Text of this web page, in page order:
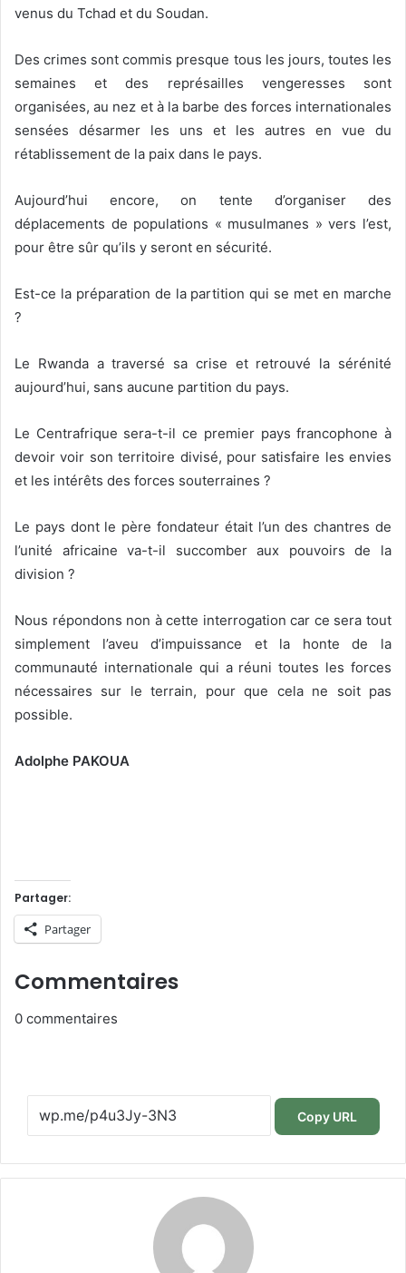
venus du Tchad et du Soudan.
Des crimes sont commis presque tous les jours, toutes les
semaines et des représailles vengeresses sont
organisées, au nez et à la barbe des forces internationales
sensées désarmer les uns et les autres en vue du
rétablissement de la paix dans le pays.
Aujourd’hui encore, on tente d’organiser des
déplacements de populations « musulmanes » vers l’est,
pour être sûr qu’ils y seront en sécurité.
Est-ce la préparation de la partition qui se met en marche
?
Le Rwanda a traversé sa crise et retrouvé la sérénité
aujourd’hui, sans aucune partition du pays.
Le Centrafrique sera-t-il ce premier pays francophone à
devoir voir son territoire divisé, pour satisfaire les envies
et les intérêts des forces souterraines ?
Le pays dont le père fondateur était l’un des chantres de
l’unité africaine va-t-il succomber aux pouvoirs de la
division ?
Nous répondons non à cette interrogation car ce sera tout
simplement l’aveu d’impuissance et la honte de la
communauté internationale qui a réuni toutes les forces
nécessaires sur le terrain, pour que cela ne soit pas
possible.
Adolphe PAKOUA
Partager:
Partager
Commentaires
0 commentaires
Copy URL